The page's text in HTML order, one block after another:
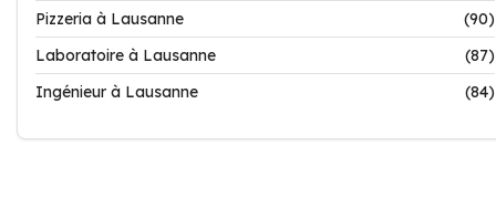
Pizzeria à Lausanne
(90)
Laboratoire à Lausanne
(87)
Ingénieur à Lausanne
(84)